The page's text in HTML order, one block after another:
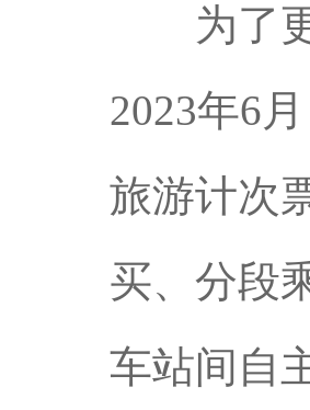
为了更
2023年6
旅游计次
买、分段
车站间自